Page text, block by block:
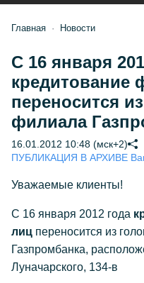
Главная Новости
С 16 января
кредитование
переносится
филиала
16.01.2012 10:48 (мск+2)
ПУБЛИКАЦИЯ В АРХИВЕ
Уважаемые клиенты!
С 16 января 2012 года
лиц переносится из
Газпромбанка,
Луначарского, 134-в